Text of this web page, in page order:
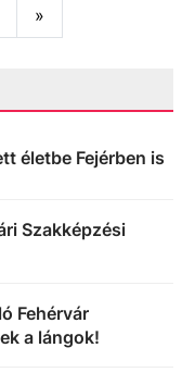
»Last
életbe Fejérben is
Szakképzési
Fehérvár
a lángok!